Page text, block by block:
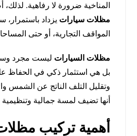
المناخية ضرورة لا رفاهية.
مظلات سيارات يزداد باستمرار،
المواقف التجارية، أو حتى
مظلات السيارات ليست مجرد
بل هي استثمار ذكي في الحفاظ
وتقليل التلف الناتج عن الشمس
أنها تضيف لمسة جمالية وتنظيمية
أهمية تركيب